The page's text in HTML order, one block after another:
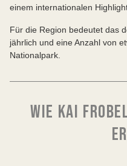
einem internationalen
Für die Region bedeutet das
jährlich und eine Anzahl von
Nationalpark.
WIE KAI